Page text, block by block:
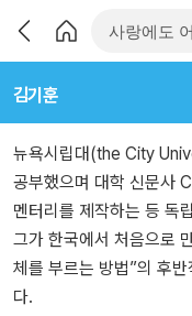
김기훈
뉴욕시립대(the City
공부했으며 대학 신문사
멘터리를 제작하는 등 독
그가 한국에서 처음으로
체를 부르는 방법”의 후
다.